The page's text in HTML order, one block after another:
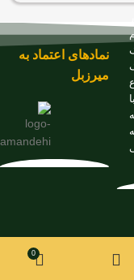
نمادهای اعتماد به
میرزبل
0